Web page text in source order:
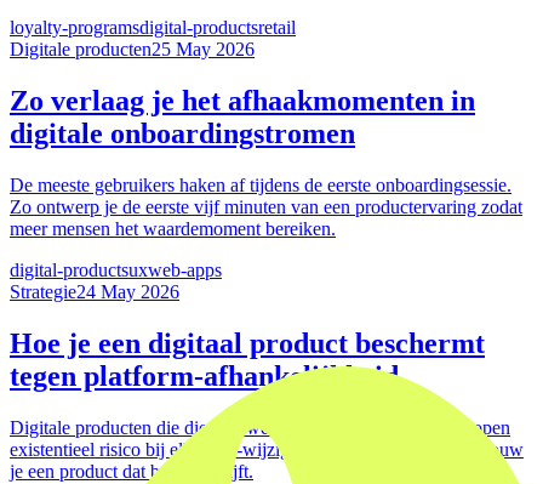
loyalty-programsdigital-productsretail
Digitale producten25 May 2026
Zo verlaag je het afhaakmomenten in
digitale onboardingstromen
De meeste gebruikers haken af tijdens de eerste onboardingsessie.
Zo ontwerp je de eerste vijf minuten van een productervaring zodat
meer mensen het waardemoment bereiken.
digital-productsuxweb-apps
Strategie24 May 2026
Hoe je een digitaal product beschermt
tegen platform-afhankelijkheid
Digitale producten die diep verweven zijn met één platform lopen
existentieel risico bij elke API-wijziging of beleidsupdate. Zo bouw
je een product dat bestand blijft.